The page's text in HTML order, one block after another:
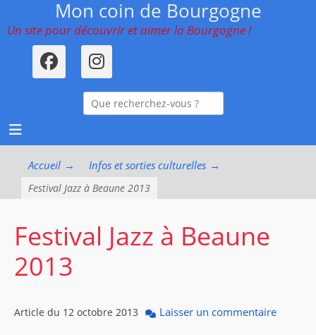
Mon coin de Bourgogne
Un site pour découvrir et aimer la Bourgogne !
FacebookInstagram
Recherche
pour :
Menu principal
au
Accueil → Infos et sorties culturelles →
Festival Jazz à Beaune 2013
Festival Jazz à Beaune
2013
Article du 12 octobre 2013 Laisser un commentaire